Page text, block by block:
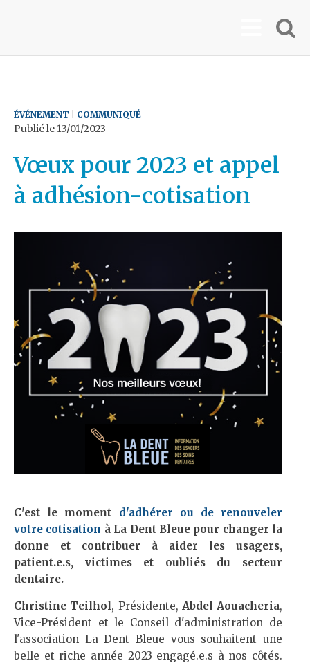
ÉVÉNEMENT COMMUNIQUÉ
Publié le 13/01/2023
Vœux pour 2023 et appel
à adhésion-cotisation
C'est le moment d'adhérer ou de renouveler
votre cotisation à La Dent Bleue pour changer la
donne et contribuer à aider les usagers,
patient.e.s, victimes et oubliés du secteur
dentaire.
Christine Teilhol, Présidente, Abdel Aouacheria,
Vice-Président et le Conseil d'administration de
l'association La Dent Bleue vous souhaitent une
belle et riche année 2023 engagé.e.s à nos côtés.